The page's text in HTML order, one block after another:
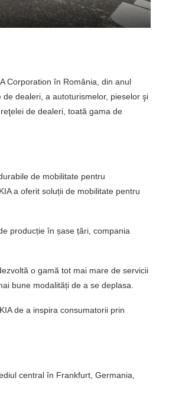
Corporation în România, din anul
dealeri, a autoturismelor, pieselor şi
de dealeri, toată gama de
de mobilitate pentru
a oferit soluții de mobilitate pentru
producție în șase țări, compania
o gamă tot mai mare de servicii
bune modalități de a se deplasa.
de a inspira consumatorii prin
central în Frankfurt, Germania,